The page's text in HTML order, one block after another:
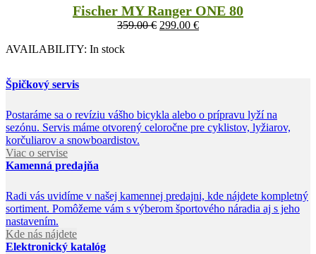
Fischer MY Ranger ONE 80
359.00€ 299.00 €
AVAILABILITY: In stock
Špičkový servis
Postaráme sa o revíziu vášho bicykla alebo o prípravu lyží na
sezónu. Servis máme otvorený celoročne pre cyklistov, lyžiarov,
korčuliarov a snowboardistov.
Viac o servise
Kamenná predajňa
Radi vás uvidíme v našej kamennej predajni, kde nájdete kompletný
sortiment. Pomôžeme vám s výberom športového náradia aj s jeho
nastavením.
Kde nás nájdete
Elektronický katalóg